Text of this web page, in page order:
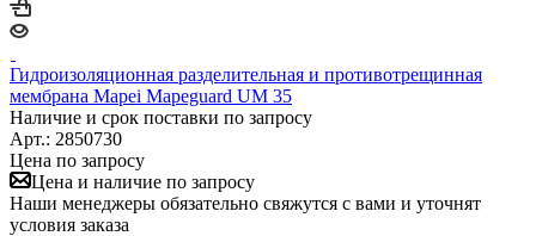
Гидроизоляционная разделительная и противотрещинная
мембрана Mapei Mapeguard UM 35
Наличие и срок поставки по запросу
Арт.: 2850730
Цена по запросу
Цена и наличие по запросу
Наши менеджеры обязательно свяжутся с вами и уточнят
условия заказа